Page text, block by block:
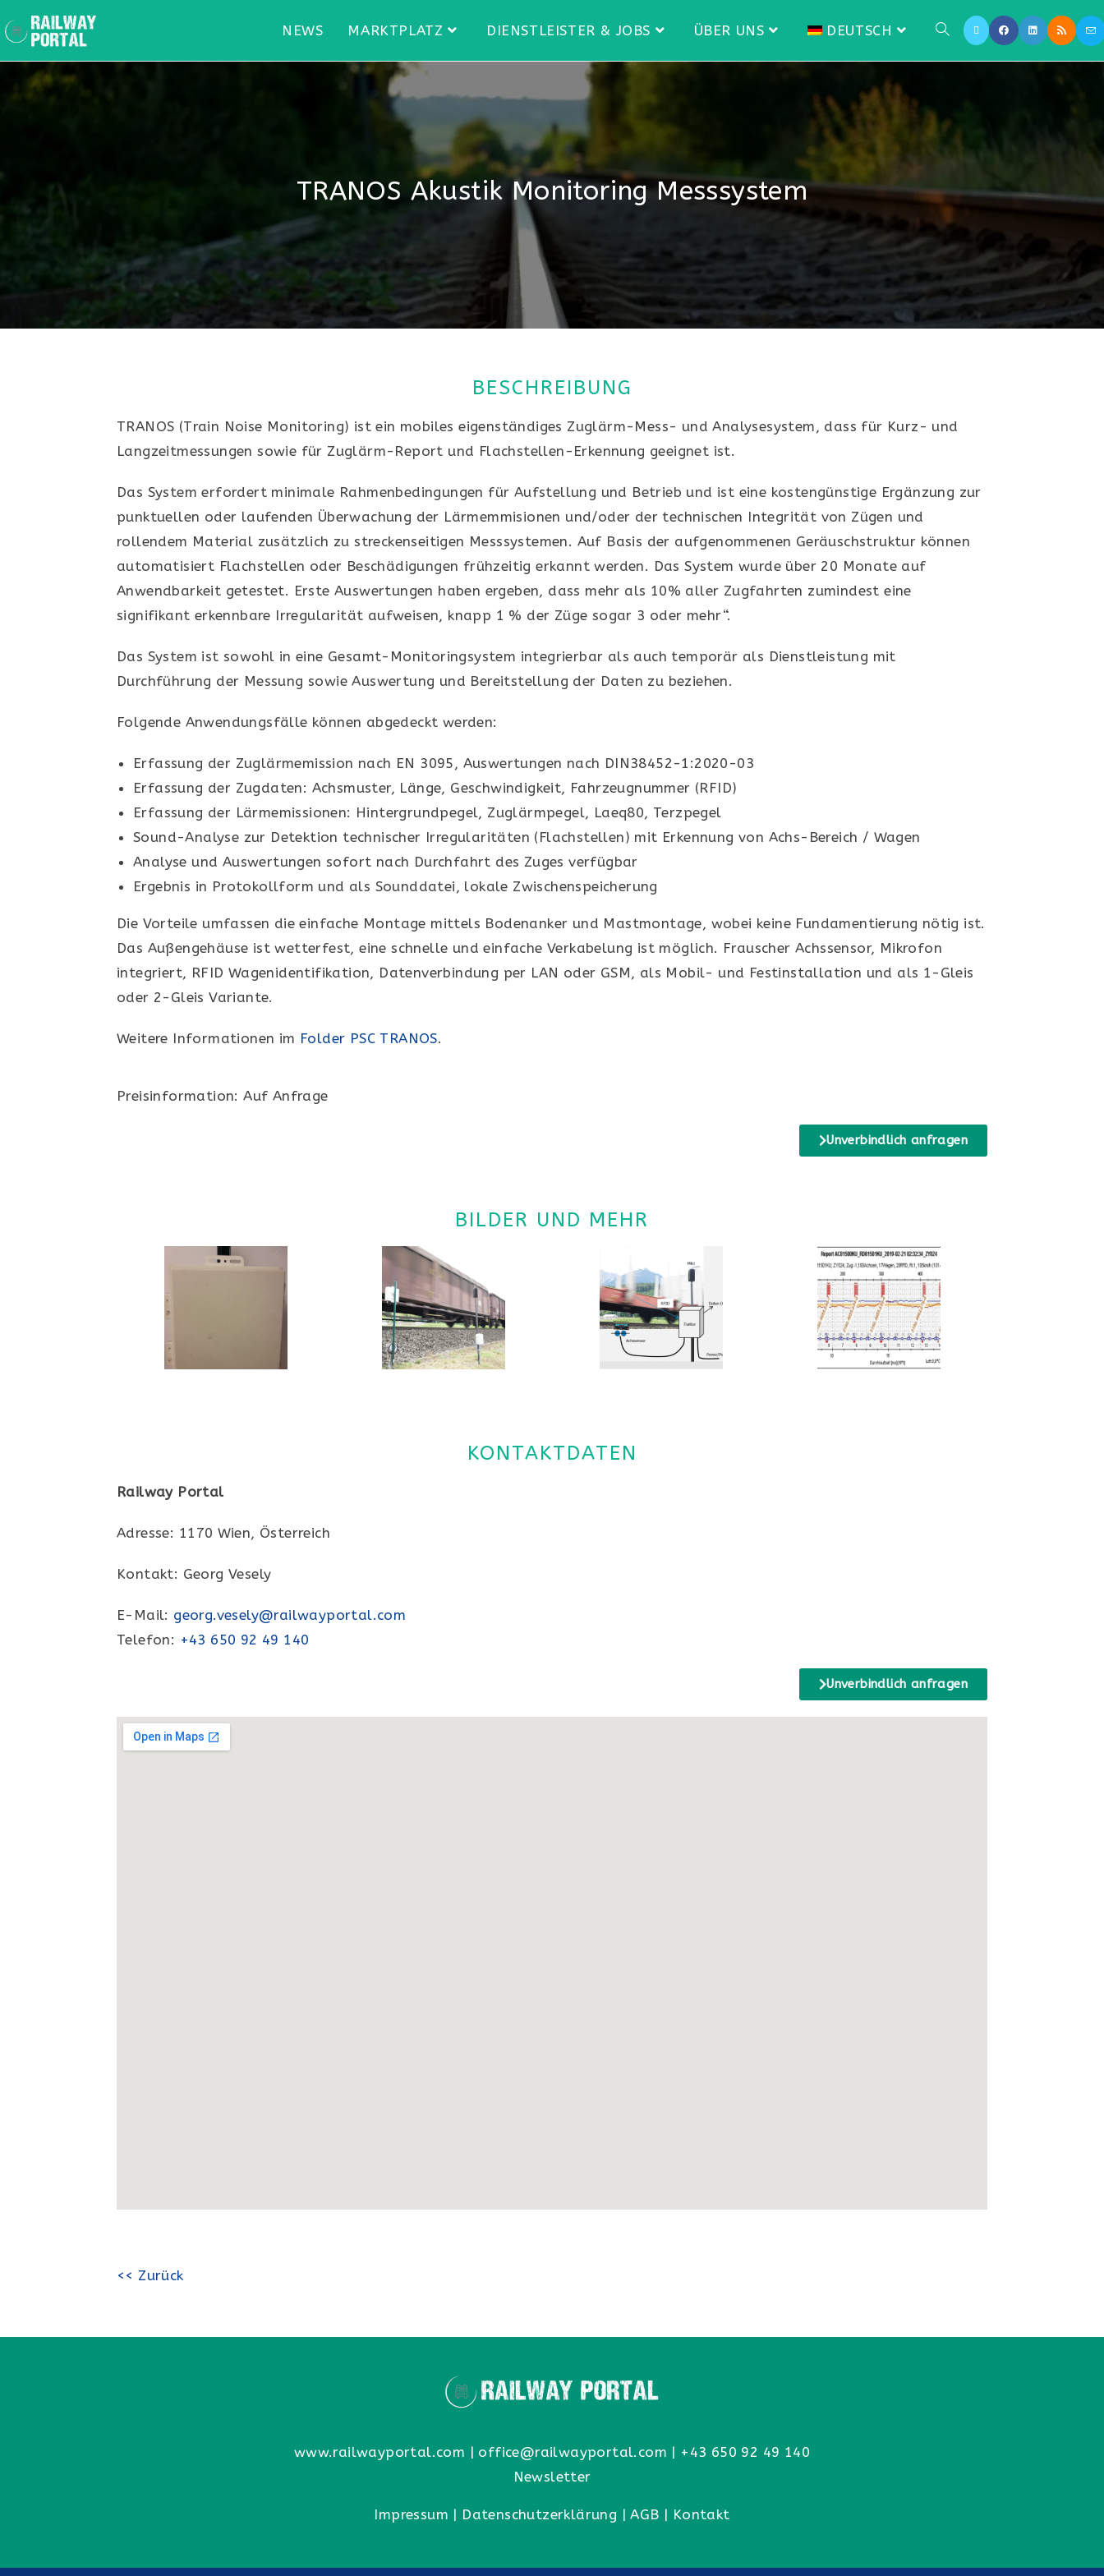
NEWS MARKTPLATZ DIENSTLEISTER & JOBS ÜBER UNS DEUTSCH
TRANOS Akustik Monitoring Messsystem
BESCHREIBUNG
TRANOS (Train Noise Monitoring) ist ein mobiles eigenständiges Zuglärm-Mess- und Analysesystem, dass für Kurz- und
Langzeitmessungen sowie für Zuglärm-Report und Flachstellen-Erkennung geeignet ist.
Das System erfordert minimale Rahmenbedingungen für Aufstellung und Betrieb und ist eine kostengünstige Ergänzung zur
punktuellen oder laufenden Überwachung der Lärmemmisionen und/oder der technischen Integrität von Zügen und
rollendem Material zusätzlich zu streckenseitigen Messsystemen. Auf Basis der aufgenommenen Geräuschstruktur können
automatisiert Flachstellen oder Beschädigungen frühzeitig erkannt werden. Das System wurde über 20 Monate auf
Anwendbarkeit getestet. Erste Auswertungen haben ergeben, dass mehr als 10% aller Zugfahrten zumindest eine
signifikant erkennbare Irregularität aufweisen, knapp 1 % der Züge sogar 3 oder mehr“.
Das System ist sowohl in eine Gesamt-Monitoringsystem integrierbar als auch temporär als Dienstleistung mit
Durchführung der Messung sowie Auswertung und Bereitstellung der Daten zu beziehen.
Folgende Anwendungsfälle können abgedeckt werden:
Erfassung der Zuglärmemission nach EN 3095, Auswertungen nach DIN38452-1:2020-03
Erfassung der Zugdaten: Achsmuster, Länge, Geschwindigkeit, Fahrzeugnummer (RFID)
Erfassung der Lärmemissionen: Hintergrundpegel, Zuglärmpegel, Laeq80, Terzpegel
Sound-Analyse zur Detektion technischer Irregularitäten (Flachstellen) mit Erkennung von Achs-Bereich / Wagen
Analyse und Auswertungen sofort nach Durchfahrt des Zuges verfügbar
Ergebnis in Protokollform und als Sounddatei, lokale Zwischenspeicherung
Die Vorteile umfassen die einfache Montage mittels Bodenanker und Mastmontage, wobei keine Fundamentierung nötig ist.
Das Außengehäuse ist wetterfest, eine schnelle und einfache Verkabelung ist möglich. Frauscher Achssensor, Mikrofon
integriert, RFID Wagenidentifikation, Datenverbindung per LAN oder GSM, als Mobil- und Festinstallation und als 1-Gleis
oder 2-Gleis Variante.
Weitere Informationen im Folder PSC TRANOS.
Preisinformation: Auf Anfrage
Unverbindlich anfragen
BILDER UND MEHR
KONTAKTDATEN
Railway Portal
Adresse: 1170 Wien, Österreich
Kontakt: Georg Vesely
E-Mail: georg.vesely@railwayportal.com
Telefon: +43 650 92 49 140
Unverbindlich anfragen
<< Zurück
www.railwayportal.com | office@railwayportal.com | +43 650 92 49 140
Newsletter
Impressum | Datenschutzerklärung |AGB | Kontakt